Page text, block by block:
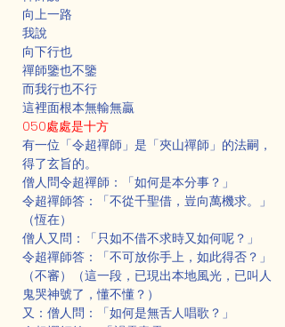
向上一路
我說
向下行也
禪師鑒也不鑒
而我行也不行
這裡面根本無輸無贏
050處處是十方
有一位「令超禪師」是「夾山禪師」的法嗣，
得了玄旨的。
僧人問令超禪師：「如何是本分事？」
令超禪師答：「不從千聖借，豈向萬機求。」
（恆在）
僧人又問：「只如不借不求時又如何呢？」
令超禪師答：「不可放你手上，如此得否？」
（不審）（這一段，已現出本地風光，已叫人
鬼哭神號了，懂不懂？）
又：僧人問：「如何是無舌人唱歌？」